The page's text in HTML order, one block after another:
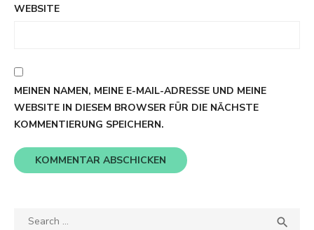
WEBSITE
MEINEN NAMEN, MEINE E-MAIL-ADRESSE UND MEINE
WEBSITE IN DIESEM BROWSER FÜR DIE NÄCHSTE
KOMMENTIERUNG SPEICHERN.
Search
